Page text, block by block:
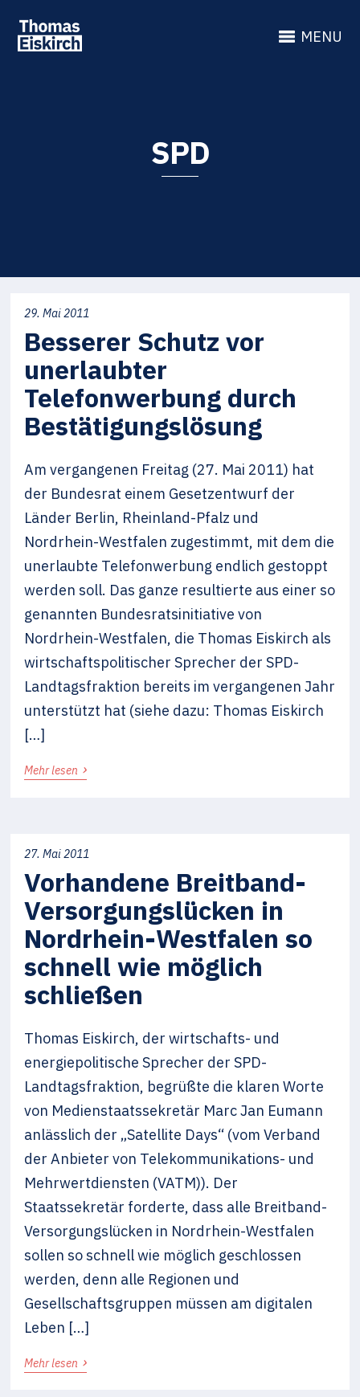
MENU
SPD
29. Mai 2011
Besserer Schutz vor
unerlaubter
Telefonwerbung durch
Bestätigungslösung
Am vergangenen Freitag (27. Mai 2011) hat
der Bundesrat einem Gesetzentwurf der
Länder Berlin, Rheinland-Pfalz und
Nordrhein-Westfalen zugestimmt, mit dem die
unerlaubte Telefonwerbung endlich gestoppt
werden soll. Das ganze resultierte aus einer so
genannten Bundesratsinitiative von
Nordrhein-Westfalen, die Thomas Eiskirch als
wirtschaftspolitischer Sprecher der SPD-
Landtagsfraktion bereits im vergangenen Jahr
unterstützt hat (siehe dazu: Thomas Eiskirch
[…]
Mehr lesen ›
27. Mai 2011
Vorhandene Breitband-
Versorgungslücken in
Nordrhein-Westfalen so
schnell wie möglich
schließen
Thomas Eiskirch, der wirtschafts- und
energiepolitische Sprecher der SPD-
Landtagsfraktion, begrüßte die klaren Worte
von Medienstaatssekretär Marc Jan Eumann
anlässlich der „Satellite Days“ (vom Verband
der Anbieter von Telekommunikations- und
Mehrwertdiensten (VATM)). Der
Staatssekretär forderte, dass alle Breitband-
Versorgungslücken in Nordrhein-Westfalen
sollen so schnell wie möglich geschlossen
werden, denn alle Regionen und
Gesellschaftsgruppen müssen am digitalen
Leben […]
Mehr lesen ›